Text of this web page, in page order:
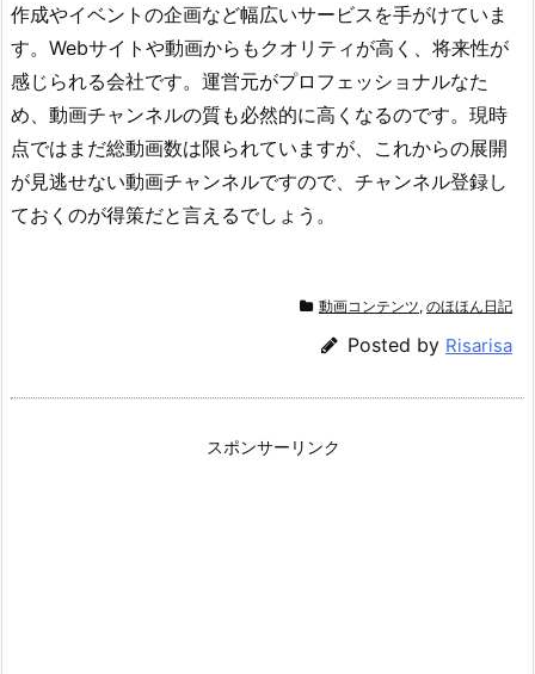
作成やイベントの企画など幅広いサービスを手がけていま
す。Webサイトや動画からもクオリティが高く、将来性が
感じられる会社です。運営元がプロフェッショナルなた
め、動画チャンネルの質も必然的に高くなるのです。現時
点ではまだ総動画数は限られていますが、これからの展開
が見逃せない動画チャンネルですので、チャンネル登録し
ておくのが得策だと言えるでしょう。
動画コンテンツ, のほほん日記
Posted by Risarisa
スポンサーリンク